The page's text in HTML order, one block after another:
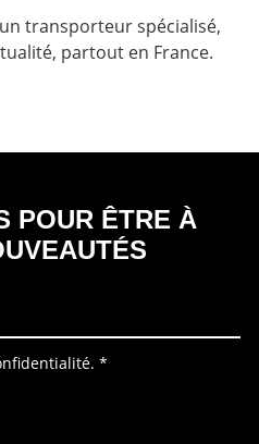
transporteur spécialisé,
partout en France.
POUR ÊTRE À
*